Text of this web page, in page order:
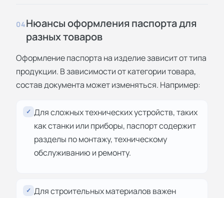
04Нюансы оформления паспорта для
разных товаров
Оформление паспорта на изделие зависит от типа
продукции. В зависимости от категории товара,
состав документа может изменяться. Например:
✓ Для сложных технических устройств, таких
как станки или приборы, паспорт содержит
разделы по монтажу, техническому
обслуживанию и ремонту.
✓ Для строительных материалов важен